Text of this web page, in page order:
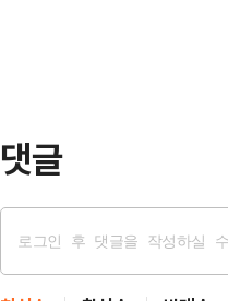
댓글